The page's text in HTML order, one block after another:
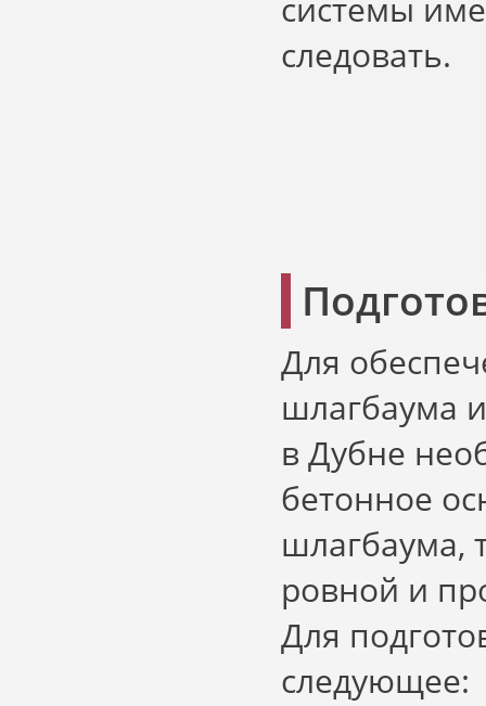
системы
следовать.
Для
шлагбаума
в Дубне
бетонное
шлагбаума,
ровной и
Для
следующее: